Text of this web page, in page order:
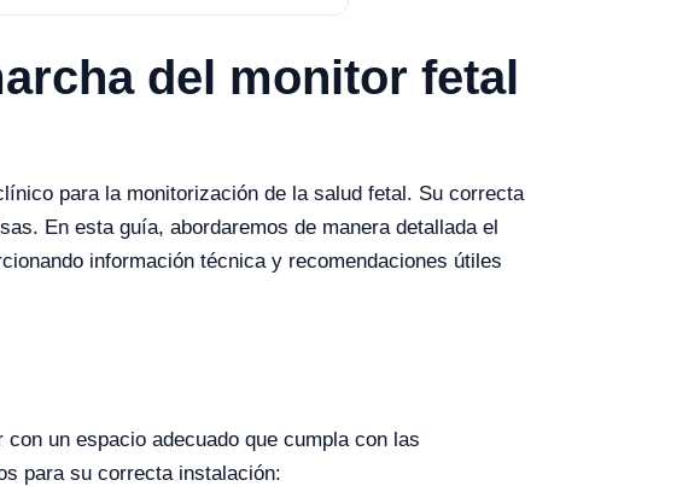
del monitor fetal
para la monitorización de la salud fetal. Su correcta
En esta guía, abordaremos de manera detallada el
información técnica y recomendaciones útiles
un espacio adecuado que cumpla con las
para su correcta instalación: